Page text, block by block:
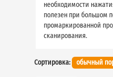
необходимости
полезен при большом
промаркированной
сканирования.
Сортировка: обычный